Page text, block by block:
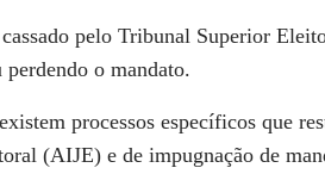
pelo Tribunal Superior
o mandato.
processos específicos que
(AIJE) e de impugnação de